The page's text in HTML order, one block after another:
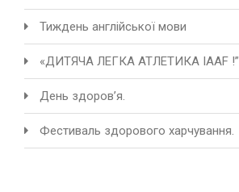
Тиждень англійської мови
«ДИТЯЧА ЛЕГКА АТЛЕТИКА IAAF !”
День здоров’я.
Фестиваль здорового харчування.